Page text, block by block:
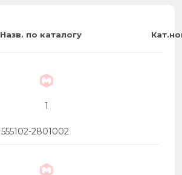
Назв. по каталогу
1
555102-2801002